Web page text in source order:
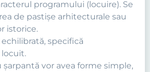
programului (locuire). Se
de pastişe arhitecturale sau
istorice.
specifică
şarpantă vor avea forme simple,